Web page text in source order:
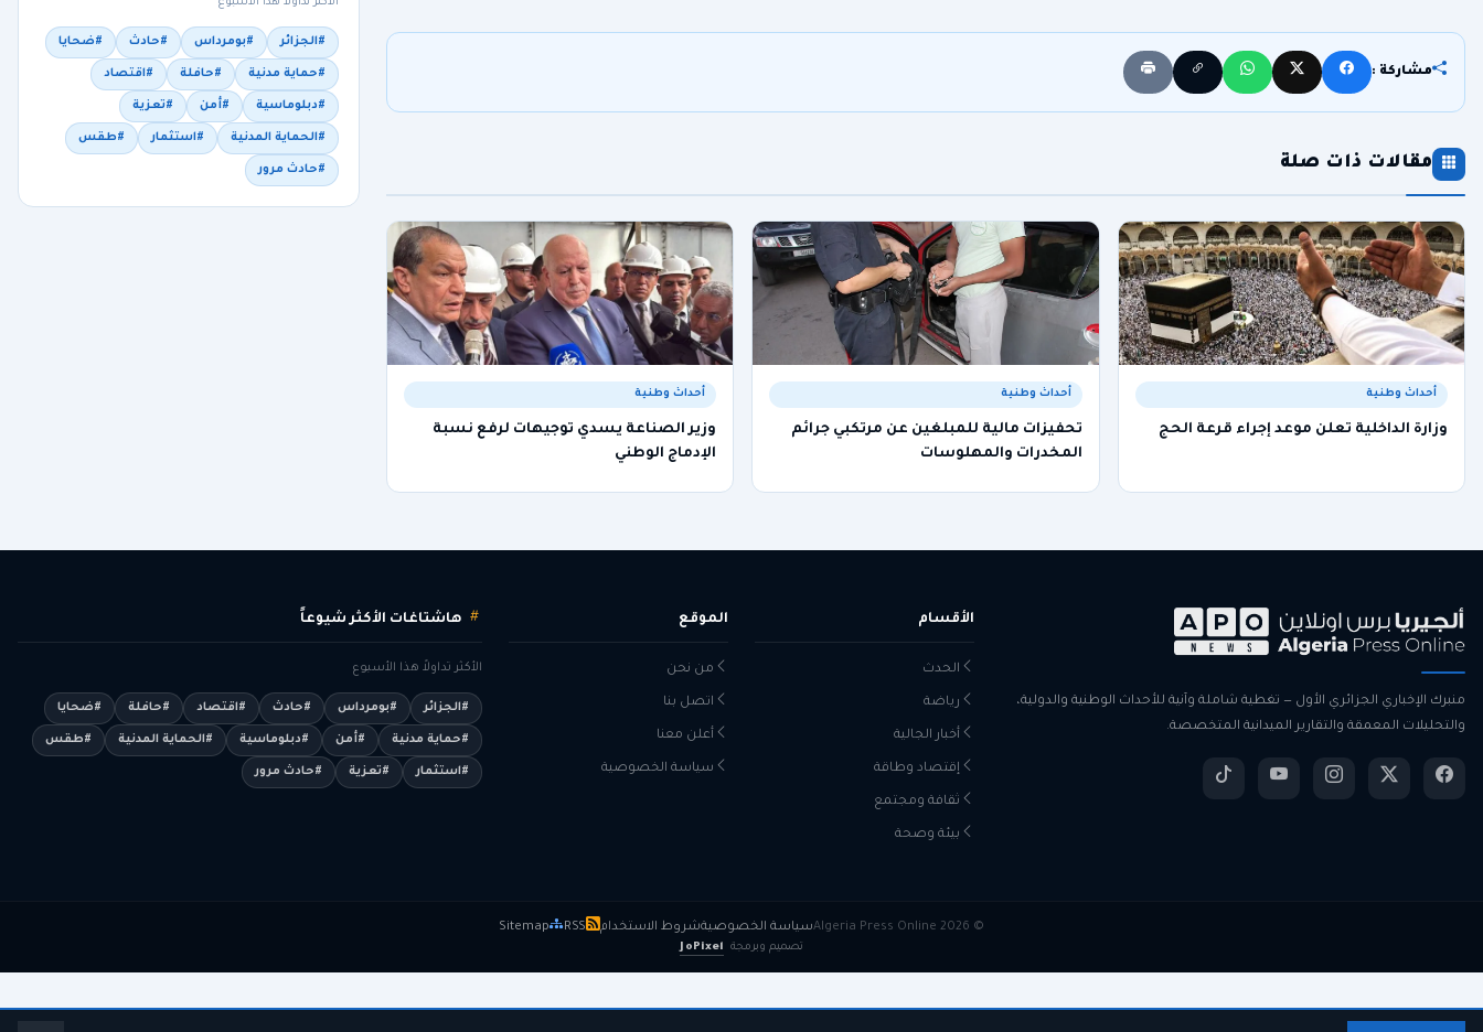
مشاركة :
مقالات ذات صلة
أحداث وطنية
وزارة الداخلية تعلن موعد إجراء قرعة الحج
أحداث وطنية
تحفيزات مالية للمبلغين عن مرتكبي جرائم
المخدرات والمهلوسات
أحداث وطنية
وزير الصناعة يسدي توجيهات لرفع نسبة
الإدماج الوطني
الأكثر تداولاً هذا الأسبوع
#الجزائر #بومرداس #حادث #ضحايا
#حماية مدنية #حافلة #اقتصاد
#دبلوماسية #أمن #تعزية
#الحماية المدنية #استثمار #طقس
#حادث مرور
منبرك الإخباري الجزائري الأول — تغطية شاملة وآنية للأحداث الوطنية والدولية،
والتحليلات المعمقة والتقارير الميدانية المتخصصة.
الأقسام
الحدث
رياضة
أخبار الجالية
إقتصاد وطاقة
ثقافة ومجتمع
بيئة وصحة
الموقع
من نحن
اتصل بنا
أعلن معنا
سياسة الخصوصية
هاشتاغات الأكثر شيوعاً
الأكثر تداولاً هذا الأسبوع
#الجزائر #بومرداس #حادث #اقتصاد #حافلة #ضحايا
#حماية مدنية #أمن #دبلوماسية #الحماية المدنية #طقس
#استثمار #تعزية #حادث مرور
© 2026 Algeria Press Online سياسة الخصوصيةشروط الاستخدام RSS
Sitemap
تصميم وبرمجة JoPixel